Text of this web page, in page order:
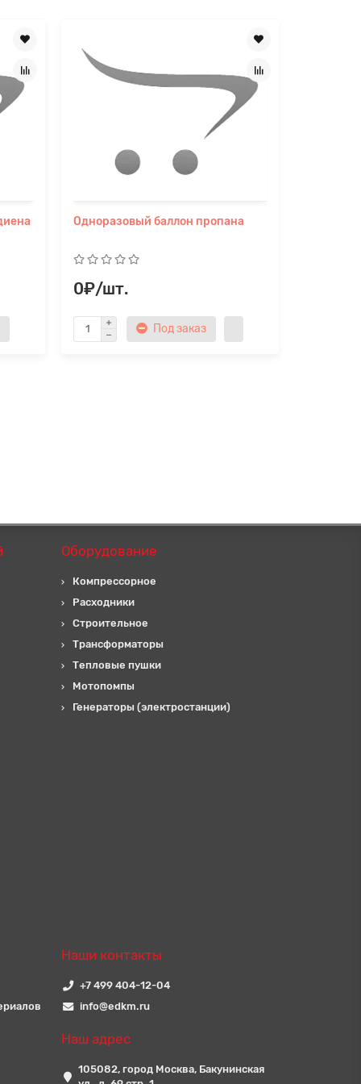
Одноразовый баллон пропана
0₽/шт.
Под заказ
Оборудование
Компрессорное
Расходники
Строительное
Трансформаторы
Тепловые пушки
Мотопомпы
Генераторы (электростанции)
Наши контакты
+7 499 404-12-04
info@edkm.ru
Наш адрес
105082, город Москва, Бакунинская